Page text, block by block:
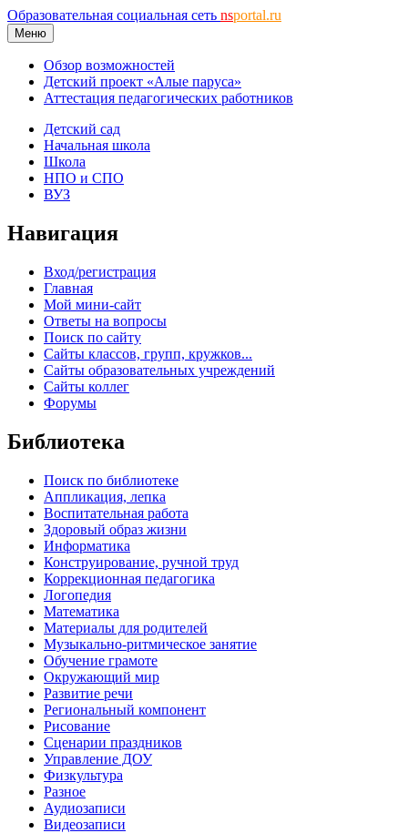
Образовательная социальная сеть nsportal.ru
Меню
Обзор возможностей
Детский проект «Алые паруса»
Аттестация педагогических работников
Детский сад
Начальная школа
Школа
НПО и СПО
ВУЗ
Навигация
Вход/регистрация
Главная
Мой мини-сайт
Ответы на вопросы
Поиск по сайту
Сайты классов, групп, кружков...
Сайты образовательных учреждений
Сайты коллег
Форумы
Библиотека
Поиск по библиотеке
Аппликация, лепка
Воспитательная работа
Здоровый образ жизни
Информатика
Конструирование, ручной труд
Коррекционная педагогика
Логопедия
Математика
Материалы для родителей
Музыкально-ритмическое занятие
Обучение грамоте
Окружающий мир
Развитие речи
Региональный компонент
Рисование
Сценарии праздников
Управление ДОУ
Физкультура
Разное
Аудиозаписи
Видеозаписи